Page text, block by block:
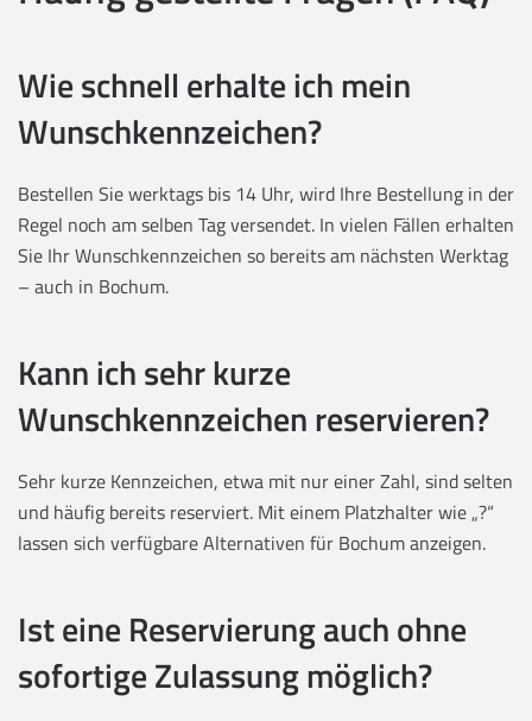
Wie schnell erhalte ich mein
Wunschkennzeichen?
Bestellen Sie werktags bis 14 Uhr, wird Ihre Bestellung in der
Regel noch am selben Tag versendet. In vielen Fällen erhalten
Sie Ihr Wunschkennzeichen so bereits am nächsten Werktag
– auch in Bochum.
Kann ich sehr kurze
Wunschkennzeichen reservieren?
Sehr kurze Kennzeichen, etwa mit nur einer Zahl, sind selten
und häufig bereits reserviert. Mit einem Platzhalter wie „?“
lassen sich verfügbare Alternativen für Bochum anzeigen.
Ist eine Reservierung auch ohne
sofortige Zulassung möglich?